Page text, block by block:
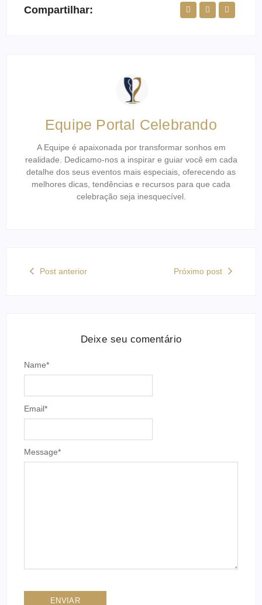
Compartilhar:
Equipe Portal Celebrando
A Equipe é apaixonada por transformar sonhos em
realidade. Dedicamo-nos a inspirar e guiar você em cada
detalhe dos seus eventos mais especiais, oferecendo as
melhores dicas, tendências e recursos para que cada
celebração seja inesquecível.
Post anterior Próximo post
Deixe seu comentário
Message*
Name*
Email*